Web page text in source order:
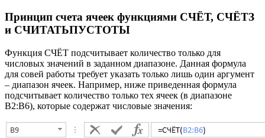
Принцип счета ячеек функциями СЧЁТ, СЧЁТЗ
и СЧИТАТЬПУСТОТЫ
Функция СЧЁТ подсчитывает количество только для
числовых значений в заданном диапазоне. Данная формула
для совей работы требует указать только лишь один аргумент
– диапазон ячеек. Например, ниже приведенная формула
подсчитывает количество только тех ячеек (в диапазоне
B2:B6), которые содержат числовые значения: